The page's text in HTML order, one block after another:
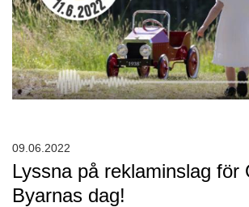
Lyssna på reklaminslag för
Byarnas dag!
09.06.2022